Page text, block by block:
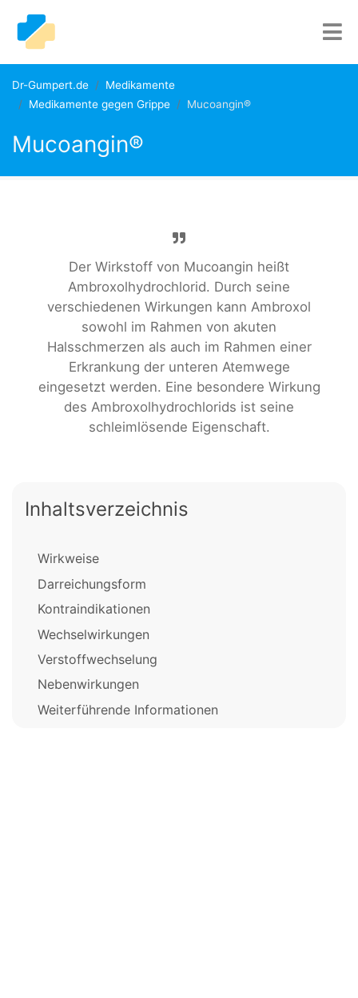
Dr-Gumpert.de
Medikamente
Medikamente gegen Grippe
Mucoangin®
Mucoangin®
Der Wirkstoff von Mucoangin heißt
Ambroxolhydrochlorid. Durch seine
verschiedenen Wirkungen kann Ambroxol
sowohl im Rahmen von akuten
Halsschmerzen als auch im Rahmen einer
Erkrankung der unteren Atemwege
eingesetzt werden. Eine besondere Wirkung
des Ambroxolhydrochlorids ist seine
schleimlösende Eigenschaft.
Inhaltsverzeichnis
Wirkweise
Darreichungsform
Kontraindikationen
Wechselwirkungen
Verstoffwechselung
Nebenwirkungen
Weiterführende Informationen